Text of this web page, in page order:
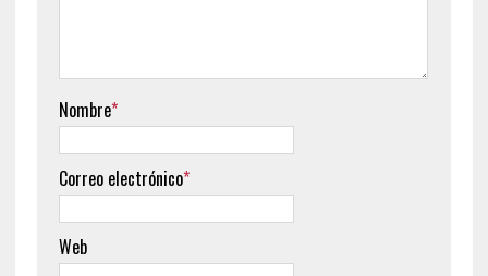
Nombre*
Correo electrónico*
Web